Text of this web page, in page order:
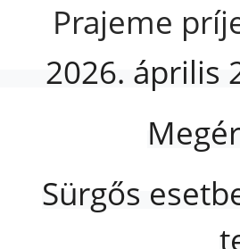
Prajeme
2026. április
Sürgős